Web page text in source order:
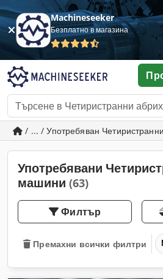
Machineseeker
Безплатно в магазина
/ ... / Употребяван
Употребявани
машини (63)
Филтър
Премахни всички филтри